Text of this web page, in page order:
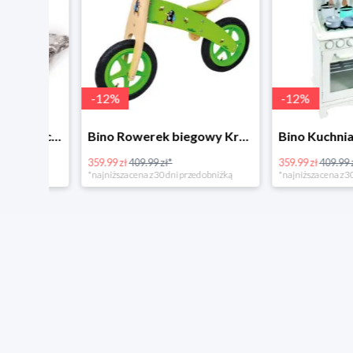
%
Bino Rowerek biegowy Krecik
359.99 zł409.99 zł*
*najniższa cena z 30 dni przed obniżką
%
359.99 zł409.99 zł*
*najniższa cena z 30 dni